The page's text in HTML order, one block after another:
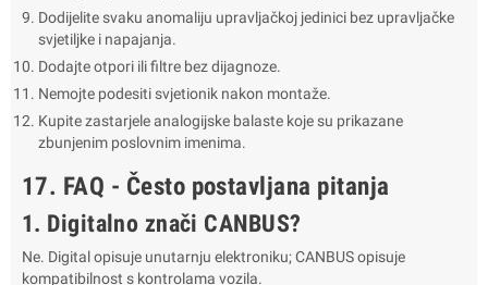
Dodijelite svaku anomaliju upravljačkoj jedinici bez upravljačke
svjetiljke i napajanja.
Dodajte otpori ili filtre bez dijagnoze.
Nemojte podesiti svjetionik nakon montaže.
Kupite zastarjele analogijske balaste koje su prikazane
zbunjenim poslovnim imenima.
17. FAQ - Često postavljana pitanja
1. Digitalno znači CANBUS?
Ne. Digital opisuje unutarnju elektroniku; CANBUS opisuje
kompatibilnost s kontrolama vozila.